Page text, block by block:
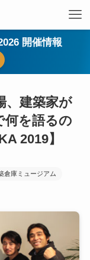
開催情報
、建築家が
何を語るの
2019】
倉庫ミュージアム